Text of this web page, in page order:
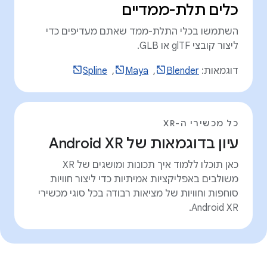
כלים תלת-ממדיים
השתמשו בכלי התלת-ממד שאתם מעדיפים כדי
ליצור קובצי glTF או GLB.
דוגמאות: Blender
, ‏
Maya
, ‏
Spline
כל מכשירי ה-XR
עיון בדוגמאות של Android XR
כאן תוכלו ללמוד איך תכונות ומושגים של XR
משולבים באפליקציות אמיתיות כדי ליצור חוויות
סוחפות וחוויות של מציאות רבודה בכל סוגי מכשירי
Android XR.